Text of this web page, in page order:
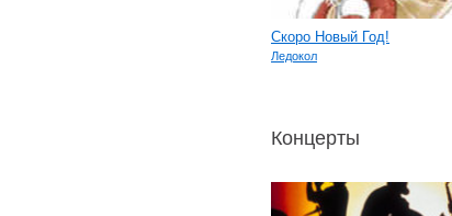
Скоро Новый Год!
Ледокол
Концерты